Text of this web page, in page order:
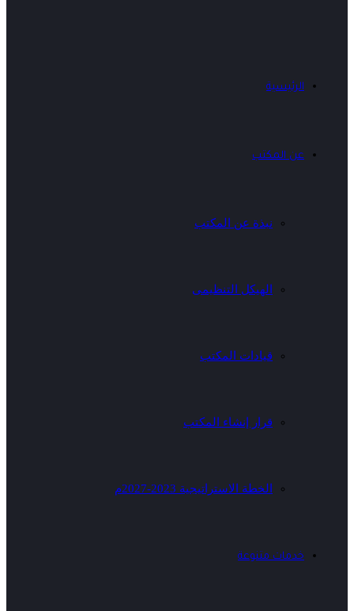
الرئيسية
عن المكتب
نبذة عن المكتب
الهيكل التنظيمى
قيادات المكتب
قرار إنشاء المكتب
الخطة الاستراتيجية 2023-2027م
خدمات متنوعة